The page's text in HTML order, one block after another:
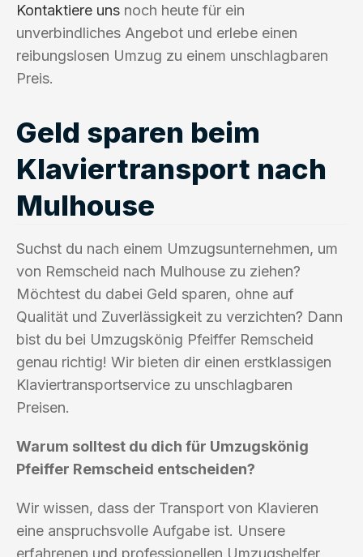
Kontaktiere uns noch heute für ein
unverbindliches Angebot und erlebe einen
reibungslosen Umzug zu einem unschlagbaren
Preis.
Geld sparen beim
Klaviertransport nach
Mulhouse
Suchst du nach einem Umzugsunternehmen, um
von Remscheid nach Mulhouse zu ziehen?
Möchtest du dabei Geld sparen, ohne auf
Qualität und Zuverlässigkeit zu verzichten? Dann
bist du bei Umzugskönig Pfeiffer Remscheid
genau richtig! Wir bieten dir einen erstklassigen
Klaviertransportservice zu unschlagbaren
Preisen.
Warum solltest du dich für Umzugskönig
Pfeiffer Remscheid entscheiden?
Wir wissen, dass der Transport von Klavieren
eine anspruchsvolle Aufgabe ist. Unsere
erfahrenen und professionellen Umzugshelfer